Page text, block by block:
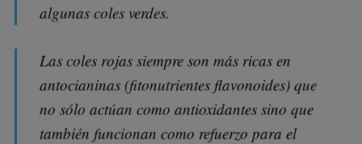
algunas coles verdes.
Las coles rojas siempre son más ricas en
antocianinas (fitonutrientes flavonoides) que
no sólo actúan como antioxidantes sino que
también funcionan como refuerzo para el